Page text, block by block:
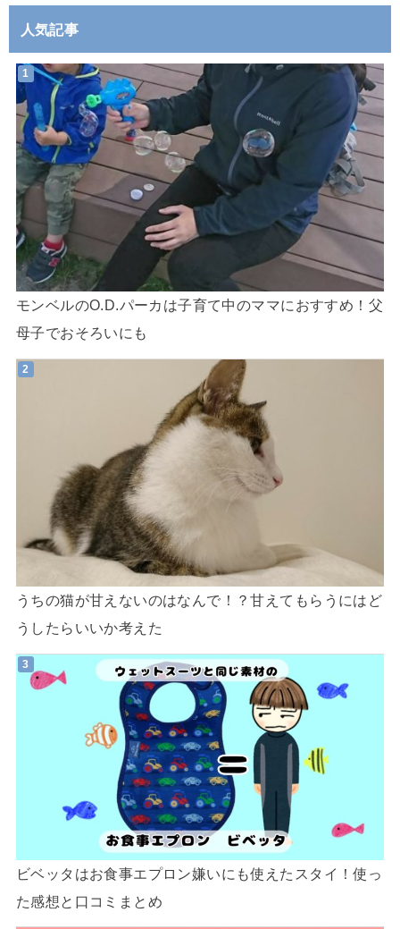
人気記事
モンベルのO.D.パーカは子育て中のママにおすすめ！父
母子でおそろいにも
うちの猫が甘えないのはなんで！？甘えてもらうにはど
うしたらいいか考えた
ビベッタはお食事エプロン嫌いにも使えたスタイ！使っ
た感想と口コミまとめ